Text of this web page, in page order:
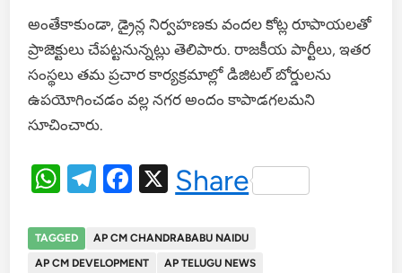
అంతేకాకుండా, డ్రైన్ల నిర్వహణకు వందల కోట్ల రూపాయలతో
ప్రాజెక్టులు చేపట్టనున్నట్లు తెలిపారు. రాజకీయ పార్టీలు, ఇతర
సంస్థలు తమ ప్రచార కార్యక్రమాల్లో డిజిటల్ బోర్డులను
ఉపయోగించడం వల్ల నగర అందం కాపాడగలమని
సూచించారు.
WhatsApp
Telegram
Facebook
X
Share
TAGGED
AP CM CHANDRABABU NAIDU
AP CM DEVELOPMENT
AP TELUGU NEWS